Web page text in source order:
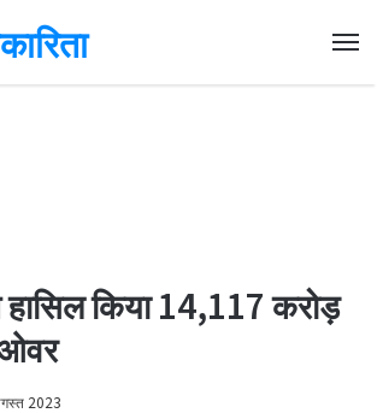
हासिल किया 14,117 करोड़
2023